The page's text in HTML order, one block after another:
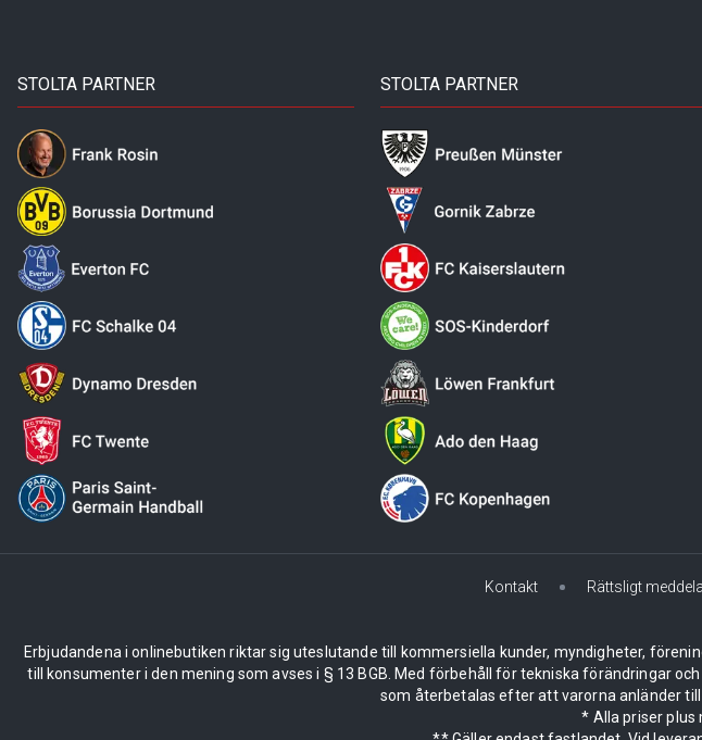
STOLTA PARTNER STOLTA PARTNER
Kontakt Rättsligt
Erbjudandena i onlinebutiken riktar sig uteslutande till kommersiella kunder, myndigheter,
till konsumenter i den mening som avses i § 13 BGB. Med förbehåll för tekniska förändringar
som återbetalas efter att varorna anländer
* Alla priser plus